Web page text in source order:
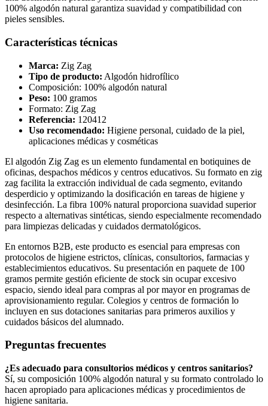
100% algodón natural garantiza suavidad y compatibilidad con
pieles sensibles.
Características técnicas
Marca: Zig Zag
Tipo de producto: Algodón hidrofílico
Composición: 100% algodón natural
Peso: 100 gramos
Formato: Zig Zag
Referencia: 120412
Uso recomendado: Higiene personal, cuidado de la piel,
aplicaciones médicas y cosméticas
El algodón Zig Zag es un elemento fundamental en botiquines de
oficinas, despachos médicos y centros educativos. Su formato en zig
zag facilita la extracción individual de cada segmento, evitando
desperdicio y optimizando la dosificación en tareas de higiene y
desinfección. La fibra 100% natural proporciona suavidad superior
respecto a alternativas sintéticas, siendo especialmente recomendado
para limpiezas delicadas y cuidados dermatológicos.
En entornos B2B, este producto es esencial para empresas con
protocolos de higiene estrictos, clínicas, consultorios, farmacias y
establecimientos educativos. Su presentación en paquete de 100
gramos permite gestión eficiente de stock sin ocupar excesivo
espacio, siendo ideal para compras al por mayor en programas de
aprovisionamiento regular. Colegios y centros de formación lo
incluyen en sus dotaciones sanitarias para primeros auxilios y
cuidados básicos del alumnado.
Preguntas frecuentes
¿Es adecuado para consultorios médicos y centros sanitarios?
Sí, su composición 100% algodón natural y su formato controlado lo
hacen apropiado para aplicaciones médicas y procedimientos de
higiene sanitaria.